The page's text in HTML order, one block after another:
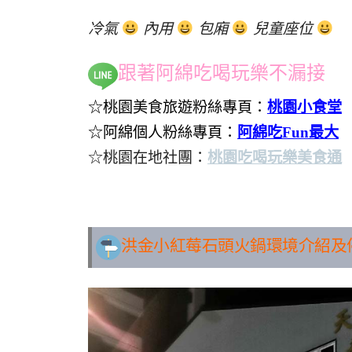
冷氣 內用 包廂 兒童座位
跟著阿綿吃喝玩樂不漏接
☆桃園美食旅遊粉絲專頁： 桃園小食堂
☆阿綿個人粉絲專頁： 阿綿吃Fun最大
☆桃園在地社團： 桃園吃喝玩樂美食通
洪金小紅莓石頭火鍋環境介紹及